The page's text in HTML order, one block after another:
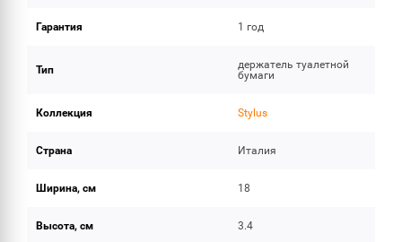
Гарантия 1 год
Тип
держатель туалетной
бумаги
Коллекция Stylus
Страна Италия
Ширина, см 18
Высота, см 3.4